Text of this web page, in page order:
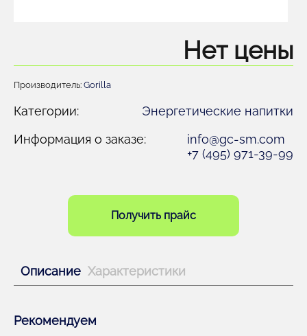
Нет цены
Производитель:Gorilla
Категории:
Энергетические напитки
Информация о заказе:
info@gc-sm.com
+7 (495) 971-39-99
Получить прайс
Описание Характеристики
Рекомендуем